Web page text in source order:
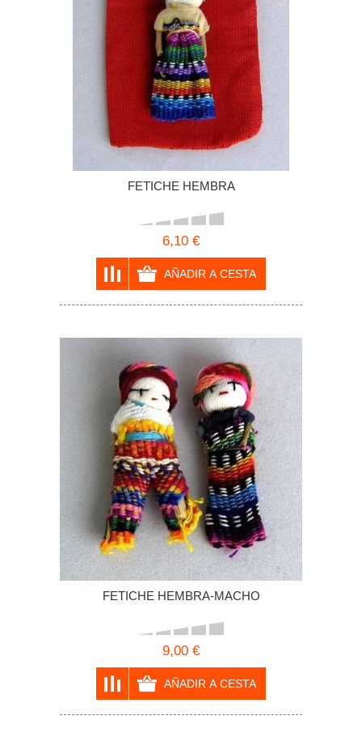
FETICHE HEMBRA
6,10 €
FETICHE HEMBRA-MACHO
9,00 €